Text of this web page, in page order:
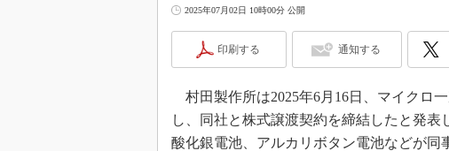
2025年07月02日 10時00分 公開
印刷する 通知する
村田製作所は2025年6月16日、マイクロ
し、同社と株式譲渡契約を締結したと発表
酸化銀電池、アルカリボタン電池などが同